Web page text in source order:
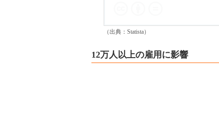
（出典：Statista）
12万人以上の雇用に影響